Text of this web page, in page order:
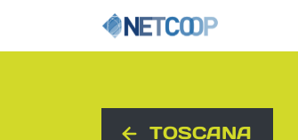
Navigazione
TOSCANA